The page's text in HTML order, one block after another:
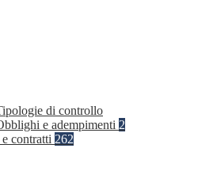
di controllo
e adempimenti 2
contratti 262